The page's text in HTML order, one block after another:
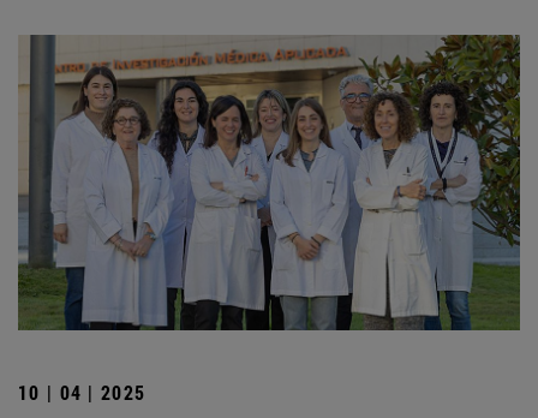
10 | 04 | 2025